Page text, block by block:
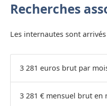
Recherches
Les internautes sont
3 281 euros brut par
3 281 € mensuel brut en